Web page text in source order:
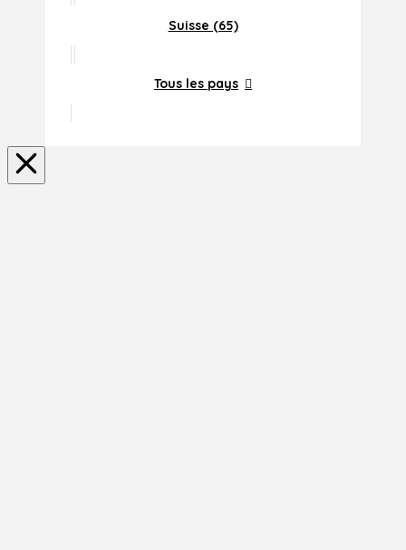
Suisse (65)
Tous les pays